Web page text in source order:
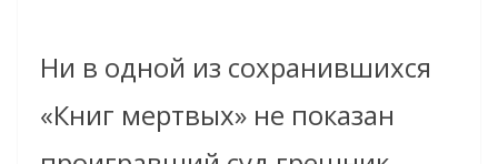
Ни в одной из сохранившихся
«Книг мертвых» не показан